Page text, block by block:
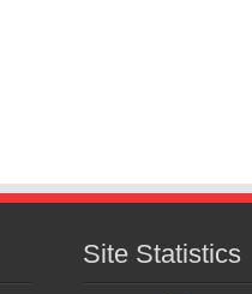
Site Statistics